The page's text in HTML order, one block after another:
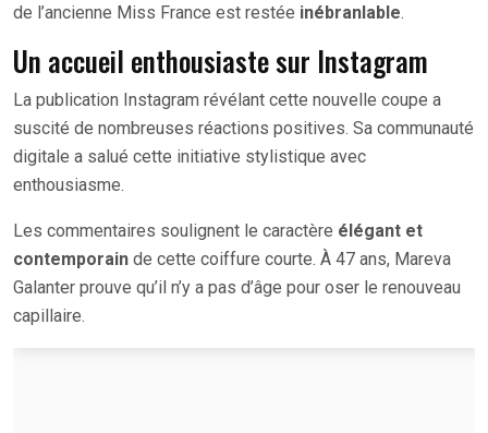
de l’ancienne Miss France est restée inébranlable.
Un accueil enthousiaste sur Instagram
La publication Instagram révélant cette nouvelle coupe a
suscité de nombreuses réactions positives. Sa communauté
digitale a salué cette initiative stylistique avec
enthousiasme.
Les commentaires soulignent le caractère élégant et
contemporain de cette coiffure courte. À 47 ans, Mareva
Galanter prouve qu’il n’y a pas d’âge pour oser le renouveau
capillaire.